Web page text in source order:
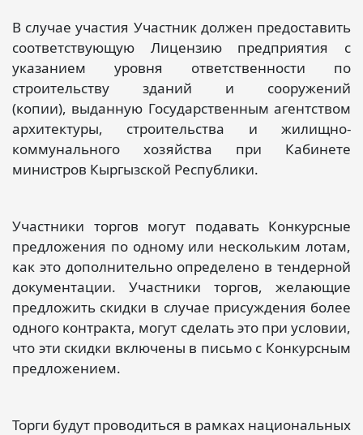
В случае участия Участник должен предоставить
соответствующую Лицензию предприятия с
указанием уровня ответственности по
строительству зданий и сооружений
(копии), выданную Государственным агентством
архитектуры, строительства и жилищно-
коммунального хозяйства при Кабинете
министров Кыргызской Республики.
Участники торгов могут подавать Конкурсные
предложения по одному или нескольким лотам,
как это дополнительно определено в тендерной
документации. Участники торгов, желающие
предложить скидки в случае присуждения более
одного контракта, могут сделать это при условии,
что эти скидки включены в письмо с Конкурсным
предложением.
Торги будут проводиться в рамках национальных